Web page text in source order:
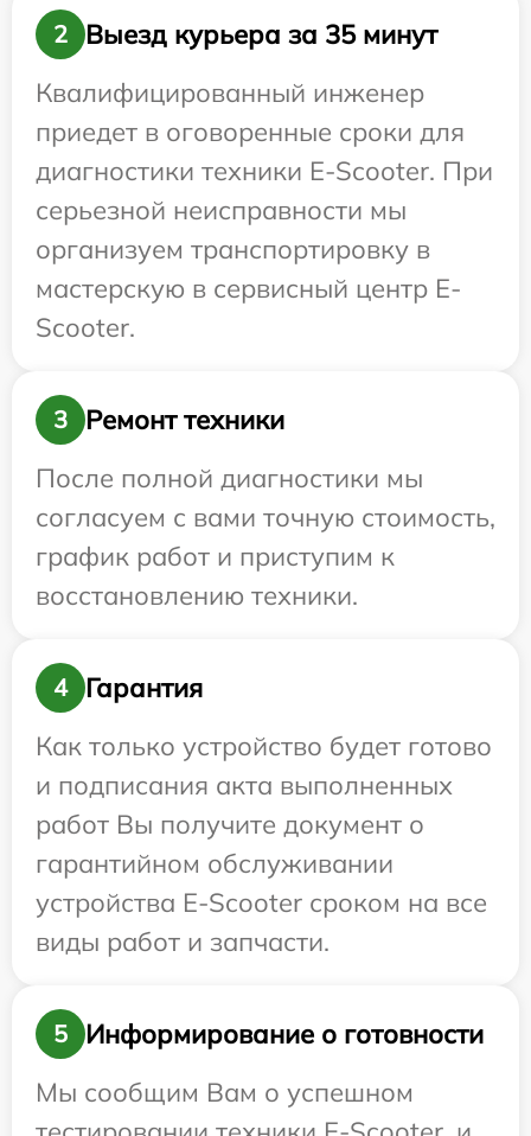
2
Выезд курьера за 35 минут
Квалифицированный инженер
приедет в оговоренные сроки для
диагностики техники E-Scooter. При
серьезной неисправности мы
организуем транспортировку в
мастерскую в сервисный центр E-
Scooter.
3
Ремонт техники
После полной диагностики мы
согласуем с вами точную стоимость,
график работ и приступим к
восстановлению техники.
4
Гарантия
Как только устройство будет готово
и подписания акта выполненных
работ Вы получите документ о
гарантийном обслуживании
устройства E-Scooter сроком на все
виды работ и запчасти.
5
Информирование о готовности
Мы сообщим Вам о успешном